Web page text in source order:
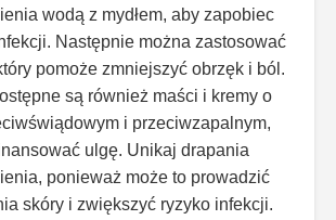
wodą z mydłem, aby zapobiec
Następnie można zastosować
pomoże zmniejszyć obrzęk i ból.
są również maści i kremy o
i przeciwzapalnym,
ulgę. Unikaj drapania
ponieważ może to prowadzić
skóry i zwiększyć ryzyko infekcji.